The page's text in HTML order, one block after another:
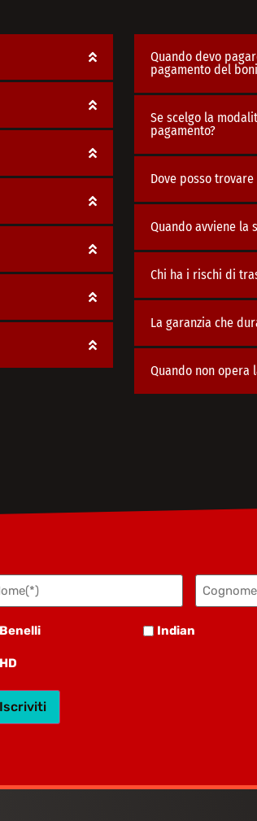
Quando devo
pagamento del
Se scelgo la
pagamento?
Dove posso
Quando avviene
Chi ha i rischi di
La garanzia che
Quando non opera
Cognome
Benelli Indian
Indian
HD